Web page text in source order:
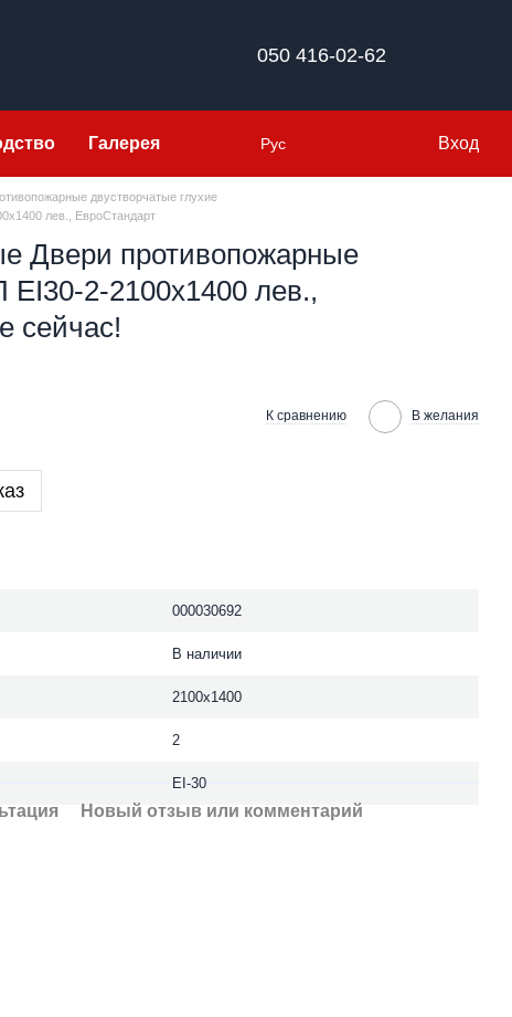
050 416-02-62
Галерея Рус Вход
двустворчатые глухие
лев., ЕвроСтандарт
Двери противопожарные
2-2100х1400 лев.,
сейчас!
К сравнению В желания
000030692
В наличии
2100х1400
2
ЕІ-30
Новый отзыв или комментарий